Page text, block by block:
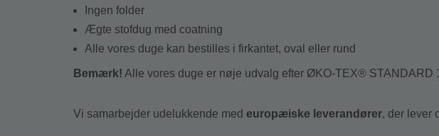
Ingen folder
Ægte stofdug med coatning
Alle vores duge kan bestilles i firkantet, oval eller rund
Bemærk! Alle vores duge er nøje udvalg efter ØKO-TEX® STANDARD
Vi samarbejder udelukkende med europæiske leverandører, der lever